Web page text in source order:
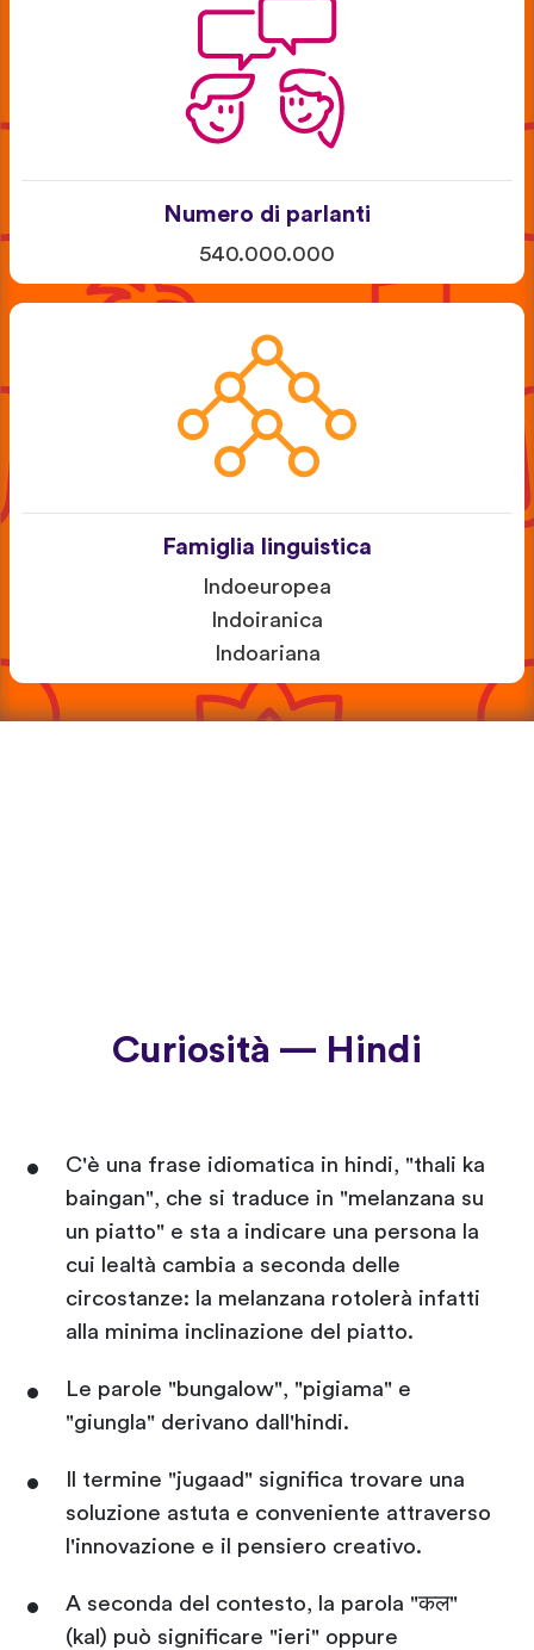
Numero di parlanti
540.000.000
Famiglia linguistica
Indoeuropea
Indoiranica
Indoariana
Curiosità — Hindi
C'è una frase idiomatica in hindi, "thali ka
baingan", che si traduce in "melanzana su
un piatto" e sta a indicare una persona la
cui lealtà cambia a seconda delle
circostanze: la melanzana rotolerà infatti
alla minima inclinazione del piatto.
Le parole "bungalow", "pigiama" e
"giungla" derivano dall'hindi.
Il termine "jugaad" significa trovare una
soluzione astuta e conveniente attraverso
l'innovazione e il pensiero creativo.
A seconda del contesto, la parola "कल"
(kal) può significare "ieri" oppure